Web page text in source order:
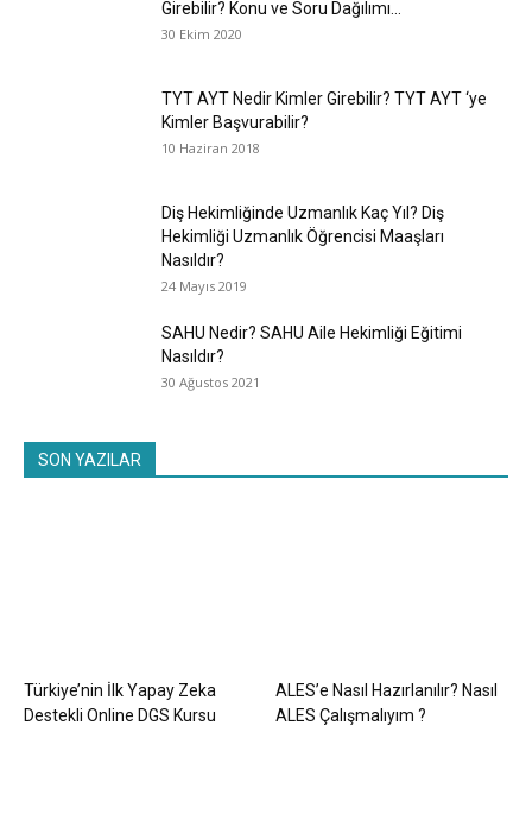
Girebilir? Konu ve Soru Dağılımı...
30 Ekim 2020
TYT AYT Nedir Kimler Girebilir? TYT AYT ‘ye
Kimler Başvurabilir?
10 Haziran 2018
Diş Hekimliğinde Uzmanlık Kaç Yıl? Diş
Hekimliği Uzmanlık Öğrencisi Maaşları
Nasıldır?
24 Mayıs 2019
SAHU Nedir? SAHU Aile Hekimliği Eğitimi
Nasıldır?
30 Ağustos 2021
SON YAZILAR
Türkiye’nin İlk Yapay Zeka
Destekli Online DGS Kursu
ALES’e Nasıl Hazırlanılır? Nasıl
ALES Çalışmalıyım ?